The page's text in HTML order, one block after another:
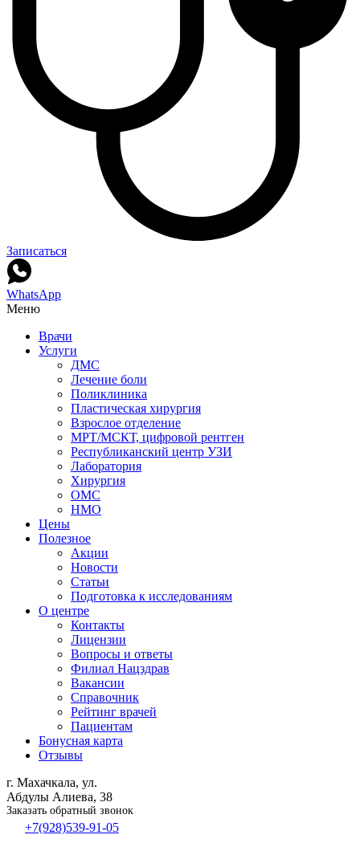
Записаться
WhatsApp
Меню
Врачи
Услуги
ДМС
Лечение боли
Поликлиника
Пластическая хирургия
Взрослое отделение
МРТ/МСКТ, цифровой рентген
Республиканский центр УЗИ
Лаборатория
Хирургия
ОМС
НМО
Цены
Полезное
Акции
Новости
Статьи
Подготовка к исследованиям
О центре
Контакты
Лицензии
Вопросы и ответы
Филиал Нацздрав
Вакансии
Справочник
Рейтинг врачей
Пациентам
Бонусная карта
Отзывы
г. Махачкала, ул.
Абдулы Алиева, 38
Заказать обратный звонок
+7(928)539-91-05